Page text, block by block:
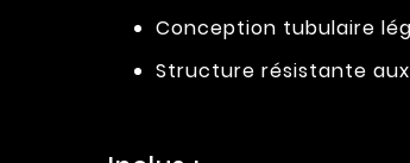
Conception tubulaire
Structure résistante